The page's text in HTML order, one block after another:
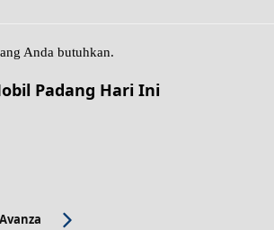
Anda butuhkan.
Padang Hari Ini